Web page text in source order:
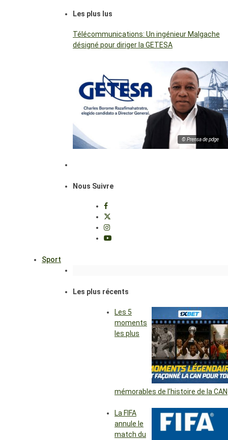
Les plus lus
Télécommunications: Un ingénieur Malgache
désigné pour diriger la GETESA
© Prensa de pdge
Nous Suivre
Sport
Les plus récents
Les 5
moments
les plus
mémorables de l’histoire de la CAN
La FIFA
annule le
match du